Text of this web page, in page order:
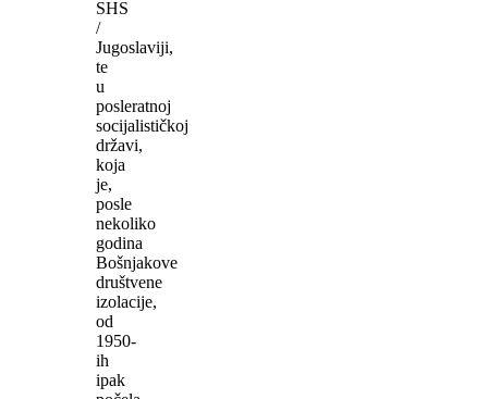
SHS
/
Jugoslaviji,
te
u
posleratnoj
socijalističkoj
državi,
koja
je,
posle
nekoliko
godina
Bošnjakove
društvene
izolacije,
od
1950-
ih
ipak